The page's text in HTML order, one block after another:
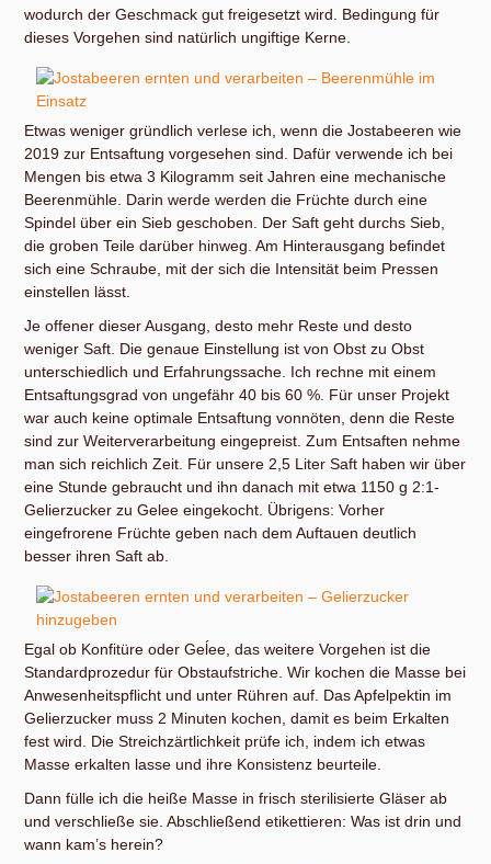
wodurch der Geschmack gut freigesetzt wird. Bedingung für
dieses Vorgehen sind natürlich ungiftige Kerne.
Etwas weniger gründlich verlese ich, wenn die Jostabeeren wie
2019 zur Entsaftung vorgesehen sind. Dafür verwende ich bei
Mengen bis etwa 3 Kilogramm seit Jahren eine mechanische
Beerenmühle. Darin werde werden die Früchte durch eine
Spindel über ein Sieb geschoben. Der Saft geht durchs Sieb,
die groben Teile darüber hinweg. Am Hinterausgang befindet
sich eine Schraube, mit der sich die Intensität beim Pressen
einstellen lässt.
Je offener dieser Ausgang, desto mehr Reste und desto
weniger Saft. Die genaue Einstellung ist von Obst zu Obst
unterschiedlich und Erfahrungssache. Ich rechne mit einem
Entsaftungsgrad von ungefähr 40 bis 60 %. Für unser Projekt
war auch keine optimale Entsaftung vonnöten, denn die Reste
sind zur Weiterverarbeitung eingepreist. Zum Entsaften nehme
man sich reichlich Zeit. Für unsere 2,5 Liter Saft haben wir über
eine Stunde gebraucht und ihn danach mit etwa 1150 g 2:1-
Gelierzucker zu Gelee eingekocht. Übrigens: Vorher
eingefrorene Früchte geben nach dem Auftauen deutlich
besser ihren Saft ab.
Egal ob Konfitüre oder Geĺee, das weitere Vorgehen ist die
Standardprozedur für Obstaufstriche. Wir kochen die Masse bei
Anwesenheitspflicht und unter Rühren auf. Das Apfelpektin im
Gelierzucker muss 2 Minuten kochen, damit es beim Erkalten
fest wird. Die Streichzärtlichkeit prüfe ich, indem ich etwas
Masse erkalten lasse und ihre Konsistenz beurteile.
Dann fülle ich die heiße Masse in frisch sterilisierte Gläser ab
und verschließe sie. Abschließend etikettieren: Was ist drin und
wann kam’s herein?